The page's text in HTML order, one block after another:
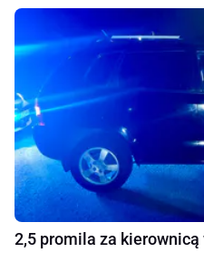
2,5 promila za kierownicą